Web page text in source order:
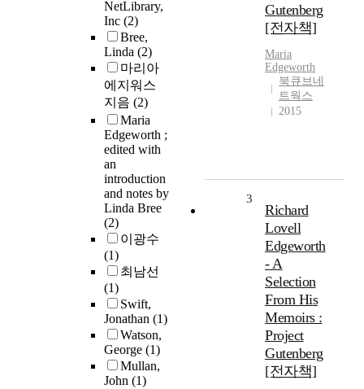
NetLibrary,
Inc (2)
Bree,
Linda (2)
마리아
에지워스
지음 (2)
Maria
Edgeworth ;
edited with
an
introduction
and notes by
Linda Bree
(2)
이광수
(1)
최남선
(1)
Swift,
Jonathan (1)
Watson,
George (1)
Mullan,
John (1)
Gutenberg
[전자책]
Maria
Edgeworth
북큐브네
트웍스
2015
3
Richard
Lovell
Edgeworth
- A
Selection
From His
Memoirs :
Project
Gutenberg
[전자책]